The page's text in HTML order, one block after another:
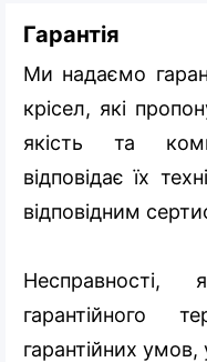
Гарантія
Ми надаємо
крісел, які
якість та
відповідає їх
відповідним
гарантійного
гарантійних